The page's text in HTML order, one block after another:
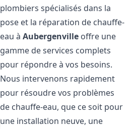
plombiers spécialisés dans la
pose et la réparation de chauffe-
eau àAubergenville offre une
gamme de services complets
pour répondre à vos besoins.
Nous intervenons rapidement
pour résoudre vos problèmes
de chauffe-eau, que ce soit pour
une installation neuve, une